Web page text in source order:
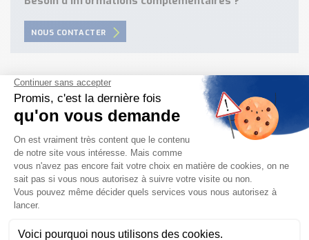
NOUS CONTACTER
Besoin d'aide pour choisir votre